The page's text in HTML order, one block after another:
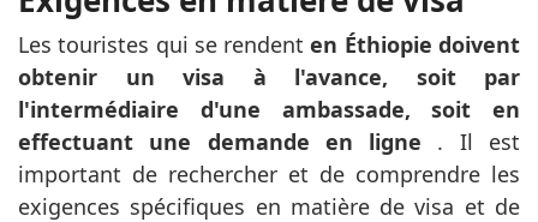
Les touristes qui se rendenten Éthiopie doivent
obtenir un visa à l'avance, soit par
l'intermédiaire d'une ambassade, soit en
effectuant une demande en ligne . Il est
important de rechercher et de comprendre les
exigences spécifiques en matière de visa et de